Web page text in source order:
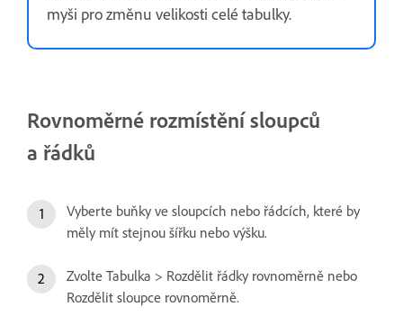
myši pro změnu velikosti celé tabulky.
Rovnoměrné rozmístění sloupců
a řádků
Vyberte buňky ve sloupcích nebo řádcích, které by
měly mít stejnou šířku nebo výšku.
Zvolte Tabulka > Rozdělit řádky rovnoměrně nebo
Rozdělit sloupce rovnoměrně.